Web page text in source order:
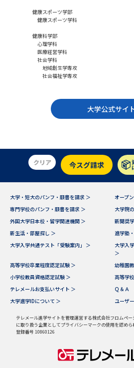
お支払いについて
お支払いサイト
健康スポーツ学部
健康スポーツ学科
健康科学部
心理学科
医療経営学科
社会学科
地域創生学専攻
社会福祉学専攻
大学公式サイ
クリア 今スグ請求
大学・短大のパンフ・願書を請求 ＞
オープ
専門学校のパンフ・願書を請求 ＞
大学院
外国大学日本校・留学関連機関 ＞
新聞奨
新生活・部屋探し ＞
進学塾
大学入学共通テスト「受験案内」 ＞
大学入
＞
高等学校卒業程度認定試験 ＞
幼稚園
小学校教員資格認定試験 ＞
高等学
テレメールお支払いサイト ＞
Ｑ＆Ａ
大学進学IDについて ＞
ユーザ
テレメール進学サイトを管理運営する株式会社フロムペ
に取り扱う企業としてプライバシーマークの使用を認めら
登録番号 10860126